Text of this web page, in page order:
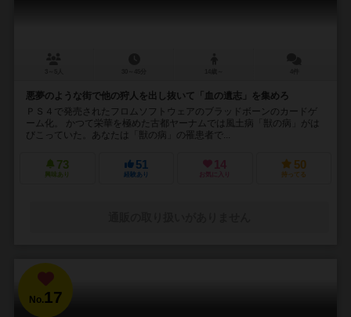
悪夢のような街で他の狩人を出し抜いて「血の遺志」を集めろ
ＰＳ４で発売されたフロムソフトウェアのブラッドボーンのカードゲ
ーム化。 かつて栄華を極めた古都ヤーナムでは風土病「獣の病」がは
びこっていた。あなたは「獣の病」の罹患者で...
73
興味あり
51
経験あり
14
お気に入り
50
持ってる
No.17